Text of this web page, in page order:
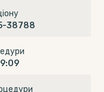
38788